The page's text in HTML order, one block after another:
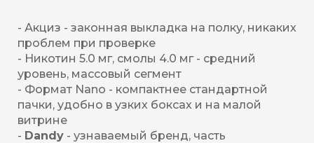
- Акциз - законная выкладка на полку, никаких
проблем при проверке
- Никотин 5.0 мг, смолы 4.0 мг - средний
уровень, массовый сегмент
- Формат Nano - компактнее стандартной
пачки, удобно в узких боксах и на малой
витрине
- Dandy - узнаваемый бренд, часть